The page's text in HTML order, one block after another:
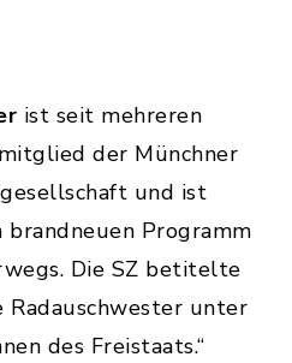
ist seit mehreren
der Münchner
und ist
Programm
Die SZ betitelte
Radauschwester unter
des Freistaats.“